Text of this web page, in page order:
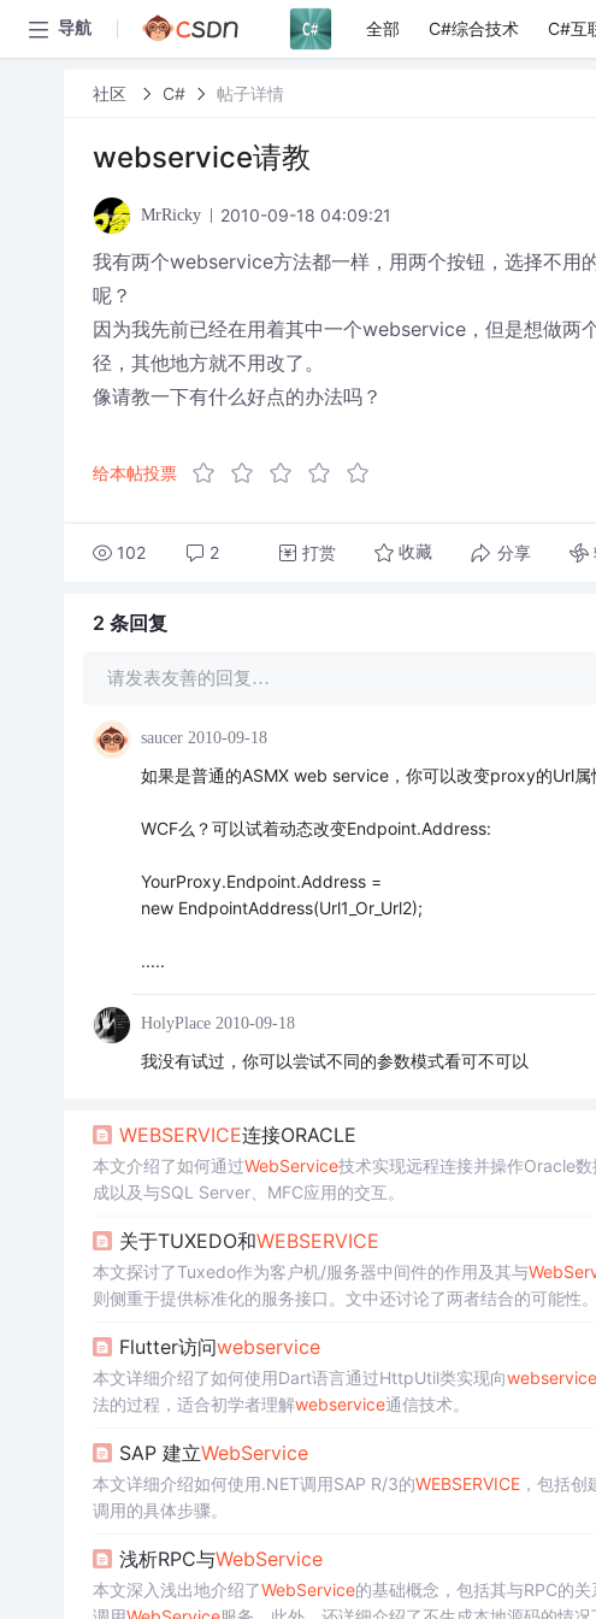
导航 全部 C#综合技术
社区 C# 帖子详情
webservice请教
MrRicky 2010-09-18 04:09:21
我有两个webservice方法都一样，用两个按钮，选择不
呢？
因为我先前已经在用着其中一个webservice，但是想做两
径，其他地方就不用改了。
像请教一下有什么好点的办法吗？
给本帖投票
102 2 打赏 收藏 分享
2 条回复
请发表友善的回复…
saucer 2010-09-18
如果是普通的ASMX web service，你可以改变proxy的Url属
WCF么？可以试着动态改变Endpoint.Address:
YourProxy.Endpoint.Address =
new EndpointAddress(Url1_Or_Url2);
.....
HolyPlace 2010-09-18
我没有试过，你可以尝试不同的参数模式看可不可以
WEBSERVICE连接ORACLE
本文介绍了如何通过WebService技术实现远程连接并操作Oracle
成以及与SQL Server、MFC应用的交互。
关于TUXEDO和WEBSERVICE
本文探讨了Tuxedo作为客户机/服务器中间件的作用及其与
则侧重于提供标准化的服务接口。文中还讨论了两者结合的可能性。
Flutter访问webservice
本文详细介绍了如何使用Dart语言通过HttpUtil类实现向webservice
法的过程，适合初学者理解webservice通信技术。
SAP 建立WebService
本文详细介绍如何使用.NET调用SAP R/3的WEBSERVICE，包括创
调用的具体步骤。
浅析RPC与WebService
本文深入浅出地介绍了WebService的基础概念，包括其与RPC的